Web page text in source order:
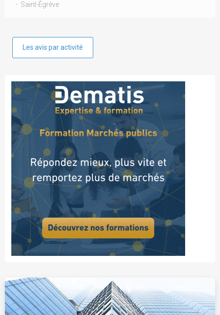
Saint-Égrève
Les avis par activité